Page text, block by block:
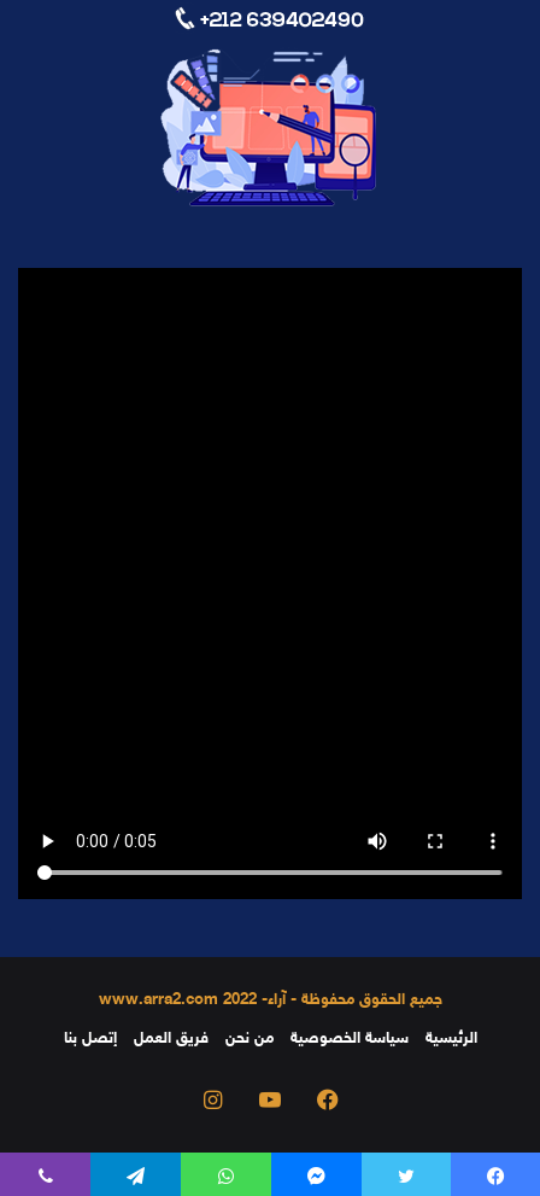
جميع الحقوق محفوظة - آراء- 2022 www.arra2.com
الرئيسية
سياسة الخصوصية من نحن فريق العمل إتصل بنا
فيسبوك يوتيوب